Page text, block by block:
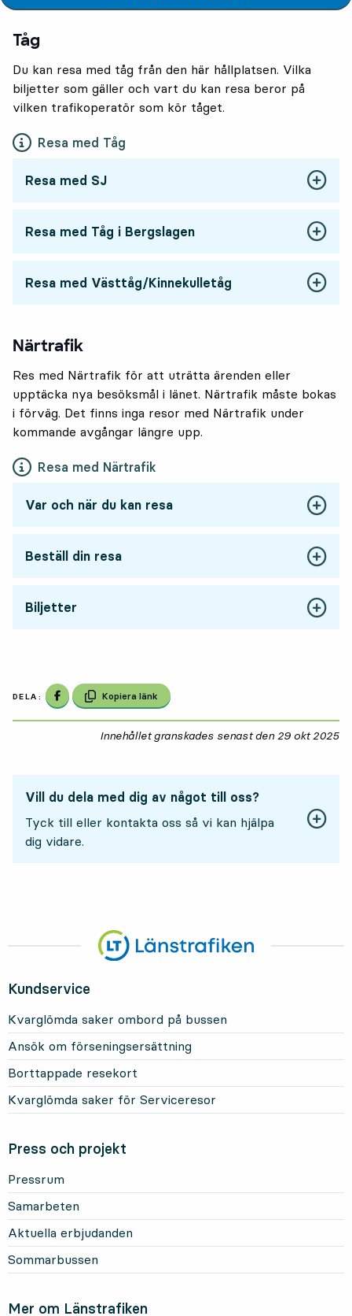
Tåg
Du kan resa med tåg från den här hållplatsen. Vilka
biljetter som gäller och vart du kan resa beror på
vilken trafikoperatör som kör tåget.
Resa med Tåg
Resa med SJ
Resa med Tåg i Bergslagen
Resa med Västtåg/Kinnekulletåg
Närtrafik
Res med Närtrafik för att uträtta ärenden eller
upptäcka nya besöksmål i länet. Närtrafik måste bokas
i förväg. Det finns inga resor med Närtrafik under
kommande avgångar längre upp.
Resa med Närtrafik
Var och när du kan resa
Beställ din resa
Biljetter
DELA: Dela på Facebook
Kopiera länk
Innehållet granskades senast den 29 okt 2025
Vill du dela med dig av något till oss?
Tyck till eller kontakta oss så vi kan hjälpa
dig vidare.
Kundservice
Kvarglömda saker ombord på bussen
Ansök om förseningsersättning
Borttappade resekort
Kvarglömda saker för Serviceresor
Press och projekt
Pressrum
Samarbeten
Aktuella erbjudanden
Sommarbussen
Mer om Länstrafiken